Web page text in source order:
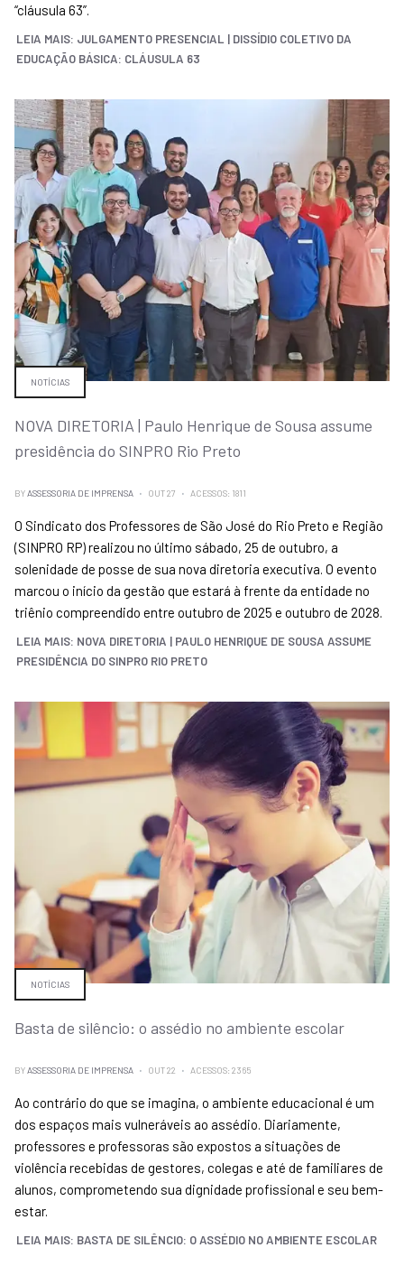
“cláusula 63”.
LEIA MAIS: JULGAMENTO PRESENCIAL | DISSÍDIO COLETIVO DA
EDUCAÇÃO BÁSICA: CLÁUSULA 63
NOTÍCIAS
NOVA DIRETORIA | Paulo Henrique de Sousa assume
presidência do SINPRO Rio Preto
BYASSESSORIA DE IMPRENSA OUT 27 ACESSOS: 1811
O Sindicato dos Professores de São José do Rio Preto e Região
(SINPRO RP) realizou no último sábado, 25 de outubro, a
solenidade de posse de sua nova diretoria executiva. O evento
marcou o início da gestão que estará à frente da entidade no
triênio compreendido entre outubro de 2025 e outubro de 2028.
LEIA MAIS: NOVA DIRETORIA | PAULO HENRIQUE DE SOUSA ASSUME
PRESIDÊNCIA DO SINPRO RIO PRETO
NOTÍCIAS
Basta de silêncio: o assédio no ambiente escolar
BYASSESSORIA DE IMPRENSA OUT 22 ACESSOS: 2365
Ao contrário do que se imagina, o ambiente educacional é um
dos espaços mais vulneráveis ​​ao assédio. Diariamente,
professores e professoras são expostos a situações de
violência recebidas de gestores, colegas e até de familiares de
alunos, comprometendo sua dignidade profissional e seu bem-
estar.
LEIA MAIS: BASTA DE SILÊNCIO: O ASSÉDIO NO AMBIENTE ESCOLAR